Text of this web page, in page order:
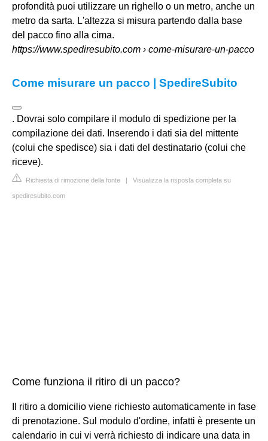
profondità puoi utilizzare un righello o un metro, anche un
metro da sarta. L'altezza si misura partendo dalla base
del pacco fino alla cima.
https://www.spediresubito.com › come-misurare-un-pacco
Come misurare un pacco | SpedireSubito
. Dovrai solo compilare il modulo di spedizione per la
compilazione dei dati. Inserendo i dati sia del mittente
(colui che spedisce) sia i dati del destinatario (colui che
riceve).
Richiesta di rimozione della fonte | Visualizza la risposta completa su
spediresubito.com
Come funziona il ritiro di un pacco?
Il ritiro a domicilio viene richiesto automaticamente in fase
di prenotazione. Sul modulo d'ordine, infatti è presente un
calendario in cui vi verrà richiesto di indicare una data in